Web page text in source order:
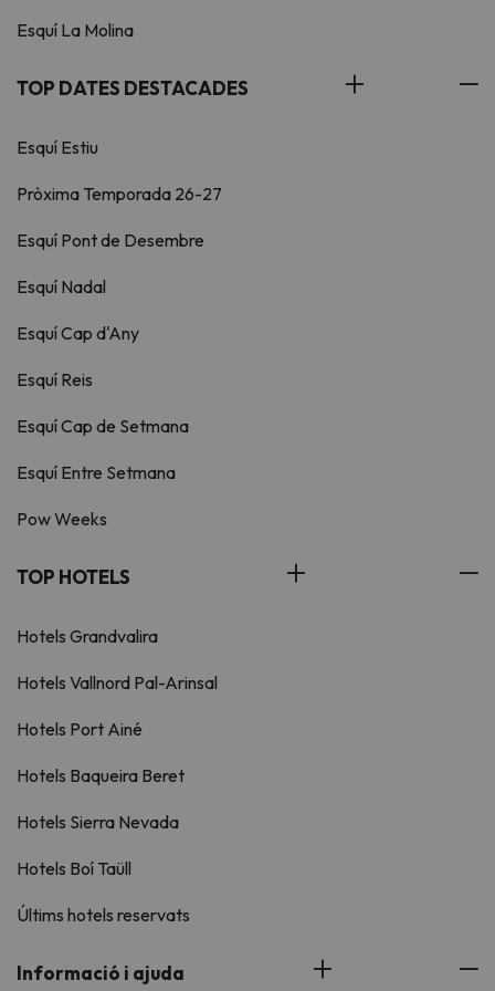
Esquí La Molina
TOP DATES DESTACADES
Esquí Estiu
Pròxima Temporada 26-27
Esquí Pont de Desembre
Esquí Nadal
Esquí Cap d'Any
Esquí Reis
Esquí Cap de Setmana
Esquí Entre Setmana
Pow Weeks
TOP HOTELS
Hotels Grandvalira
Hotels Vallnord Pal-Arinsal
Hotels Port Ainé
Hotels Baqueira Beret
Hotels Sierra Nevada
Hotels Boí Taüll
Últims hotels reservats
Informació i ajuda